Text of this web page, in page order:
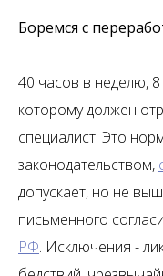
Боремся с
40 часов в неделю, 8
которому должен
специалист. Это
законодательством,
допускает, но не
письменного
РФ. Исключения -